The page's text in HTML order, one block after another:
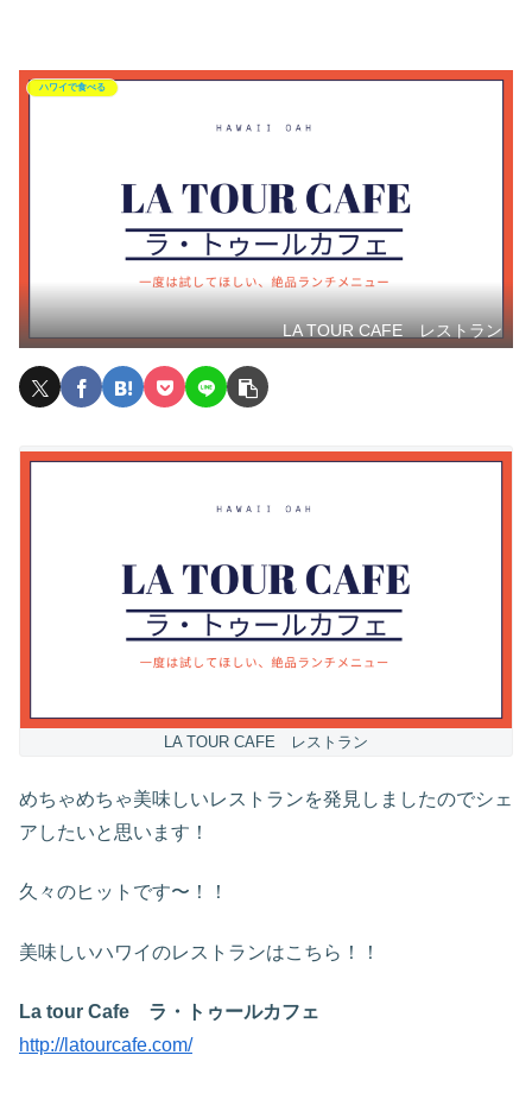
ハワイで食べる
LA TOUR CAFE レストラン
LA TOUR CAFE レストラン
めちゃめちゃ美味しいレストランを発見しましたのでシェ
アしたいと思います！
久々のヒットです〜！！
美味しいハワイのレストランはこちら！！
La tour Cafe ラ・トゥールカフェ
http://latourcafe.com/